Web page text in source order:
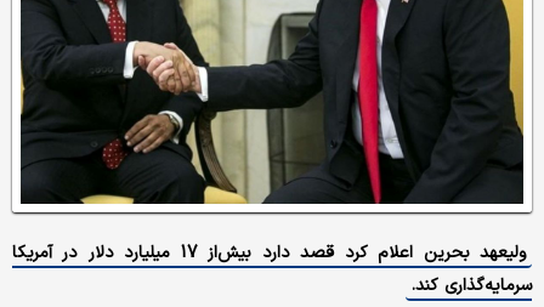
ولیعهد بحرین اعلام کرد قصد دارد بیش‌از 17 میلیارد دلار در آمریکا
سرمایه‌گذاری کند.